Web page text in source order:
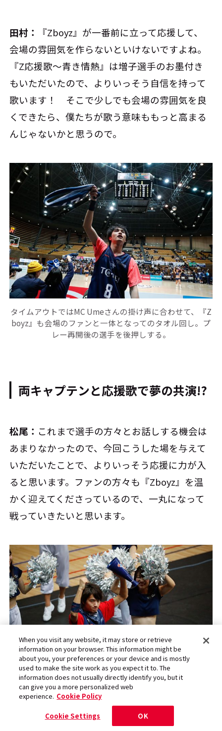
田村：
『Zboyz』が一番前に立って応援して、
会場の雰囲気を作らないといけないですよね。
『Z応援歌～青き情熱』は増子選手のお墨付き
もいただいたので、よりいっそう自信を持って
歌います！ そこで少しでも会場の雰囲気を良
くできたら、僕たちが歌う意味ももっと高まる
んじゃないかと思うので。
タイムアウトではMC Umeさんの掛け声に合わせて、『Z
boyz』も会場のファンと一体となってのタオル回し。プ
レー再開後の選手を後押しする。
両キャプテンと応援歌で夢の共演!?
松尾： これまで選手の方々とお話しする機会は
あまりなかったので、今回こうした場を与えて
いただいたことで、よりいっそう応援に力が入
ると思います。ファンの方々も『Zboyz』を温
かく迎えてくださっているので、一丸になって
戦っていきたいと思います。
『Zboyz』のパフォーマンスも、試合展開に応じて緩急
がつけられるようになり、『Zgirls』と連携して応援する
シーンも増えてきている。
When you visit any website, it may store or retrieve
information on your browser. This information might be
about you, your preferences or your device and is mostly
used to make the site work as you expect it to. The
information does not usually directly identify you, but it
can give you a more personalized web
experience. Cookie Policy
Cookie Settings OK